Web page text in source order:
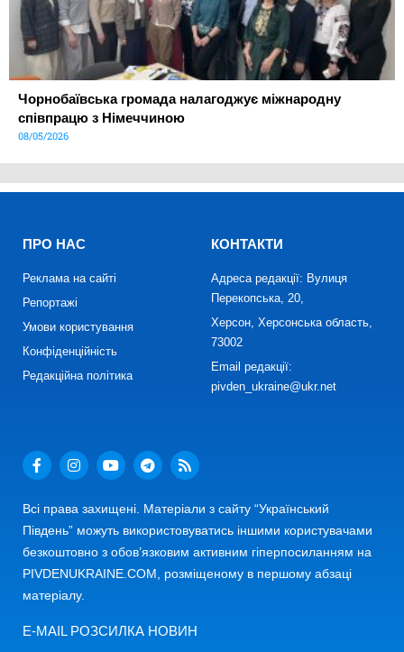
Чорнобаївська громада налагоджує міжнародну
співпрацю з Німеччиною
08/05/2026
ПРО НАС
Реклама на сайті
Репортажі
Умови користування
Конфіденційність
Редакційна політика
КОНТАКТИ
Адреса редакції: Вулиця
Перекопська, 20,
Херсон, Херсонська область,
73002
Email редакції:
pivden_ukraine@ukr.net
Всі права захищені. Матеріали з сайту “Український
Південь” можуть використовуватись іншими користувачами
безкоштовно з обов’язковим активним гіперпосиланням на
PIVDENUKRAINE.COM, розміщеному в першому абзаці
матеріалу.
E-MAIL РОЗСИЛКА НОВИН